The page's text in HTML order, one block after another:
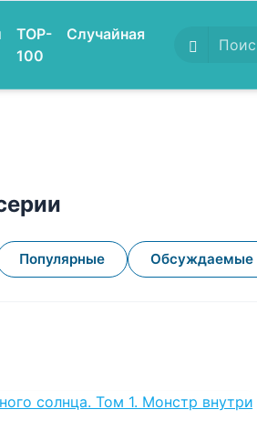
TOP-
100
Случайная
Популярные Обсуждаемые